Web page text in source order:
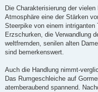
a
g
Die Charakterisierung der
Atmosphäre eine der Stärken
Steerpike von einem
Erzschurken, die Verwandlung
weltfremden, senilen alten
sind bemerkenswert.
Auch die Handlung nimmt-
Das Rumgeschleiche auf
atemberaubend spannend.